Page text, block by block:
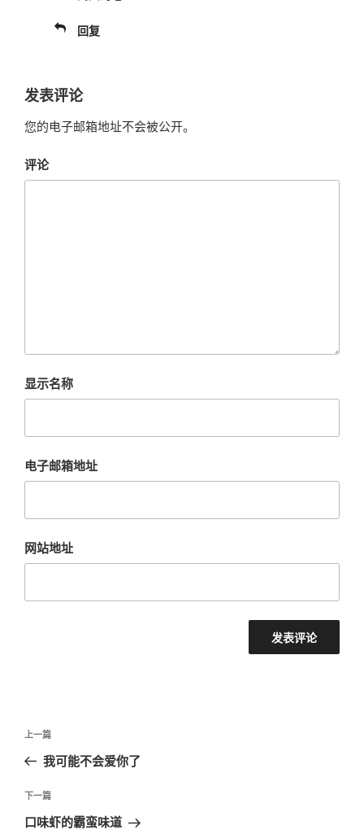
回复
发表评论
您的电子邮箱地址不会被公开。
评论
显示名称
电子邮箱地址
网站地址
文
导
航
上
一
文
章
上一篇
我可能不会爱你了
下
一
下一篇
口味虾的霸蛮味道